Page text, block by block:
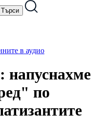
в аудио
напуснахме
по